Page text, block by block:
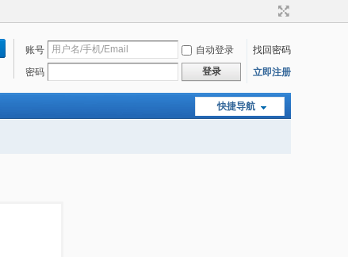
账号 自动登录
找回密码
密码
登录 立即注册
快捷导航